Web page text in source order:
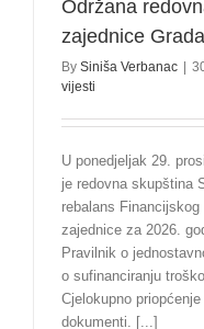
Održana
zajednice
By Siniša Verbanac |
vijesti
U ponedjeljak 29.
je redovna skupština
rebalans
zajednice za 2026.
Pravilnik o
o sufinanciranju
Cjelokupno
dokumenti. [...]